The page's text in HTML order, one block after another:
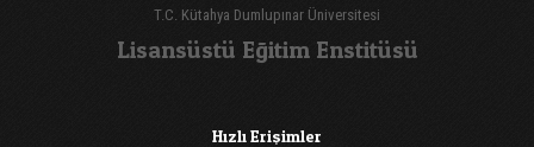
T.C. Kütahya Dumlupınar Üniversitesi
Lisansüstü Eğitim Enstitüsü
Hızlı Erişimler